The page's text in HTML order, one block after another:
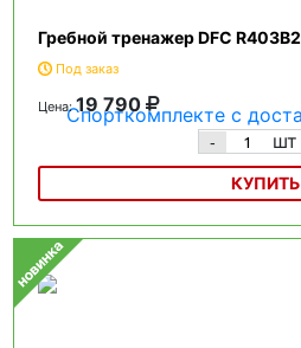
Гребной тренажер DFC R403B2
Под заказ
Цена:19 790
- шт
КУПИТЬ
Гребной тренажер DFC R403B2